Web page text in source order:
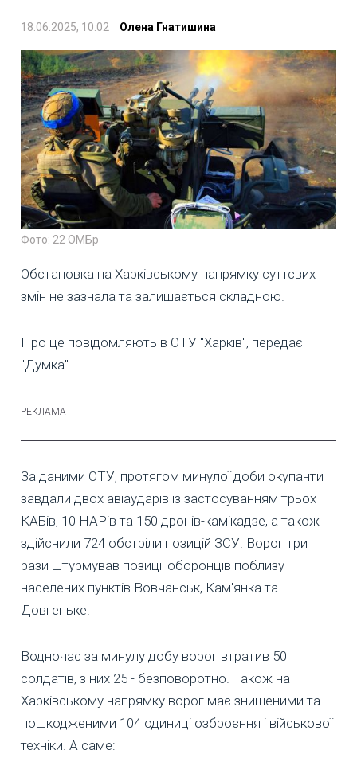
18.06.2025, 10:02 Олена Гнатишина
Фото: 22 ОМБр
Обстановка на Харківському напрямку суттєвих
змін не зазнала та залишається складною.
Про це повідомляють в ОТУ "Харків", передає
"Думка".
За даними ОТУ, протягом минулої доби окупанти
завдали двох авіаударів із застосуванням трьох
КАБів, 10 НАРів та 150 дронів-камікадзе, а також
здійснили 724 обстріли позицій ЗСУ. Ворог три
рази штурмував позиції оборонців поблизу
населених пунктів Вовчанськ, Кам'янка та
Довгеньке.
Водночас за минулу добу ворог втратив 50
солдатів, з них 25 - безповоротно. Також на
Харківському напрямку ворог має знищеними та
пошкодженими 104 одиниці озброєння і військової
техніки. А саме: